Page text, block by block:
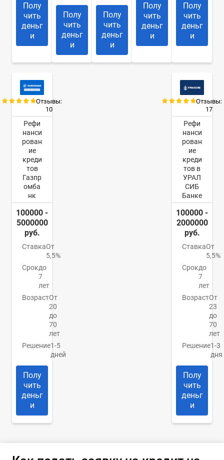
Полу
чить
деньг
и
Полу
чить
деньг
и
Полу
чить
деньг
и
Полу
чить
деньг
и
Полу
чить
деньг
и
Отзывы:
10
Рефи
нанси
рован
ие
креди
тов
Газпр
омба
нк
100000 -
5000000
руб.
СтавкаОт
5,5%
Срокдо
7
лет
ВозрастОт
20
до
70
лет
Решение1-5
дней
Полу
чить
деньг
и
Отзывы:
17
Рефи
нанси
рован
ие
креди
тов в
УРАЛ
СИБ
Банке
100000 -
2000000
руб.
СтавкаОт
5,5%
Срокдо
7
лет
ВозрастОт
23
до
70
лет
Решение1-3
дня
Полу
чить
деньг
и